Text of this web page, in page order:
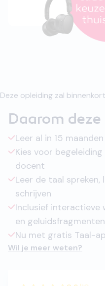
Deze opleiding zal
Daarom deze
Leer al in 15
Kies voor
docent
Leer de taal spreken,
schrijven
Inclusief interactieve
en geluidsfragmenten
Nu met gratis Taal-
Wil je meer weten?